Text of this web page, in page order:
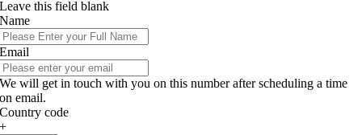
Leave this field blank
Name
Email
We will get in touch with you on this number after scheduling a time
on email.
Country code
+